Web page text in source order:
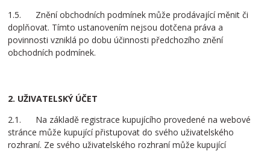
1.5. Znění obchodních podmínek může prodávající měnit či
doplňovat. Tímto ustanovením nejsou dotčena práva a
povinnosti vzniklá po dobu účinnosti předchozího znění
obchodních podmínek.
2. UŽIVATELSKÝ ÚČET
2.1. Na základě registrace kupujícího provedené na webové
stránce může kupující přistupovat do svého uživatelského
rozhraní. Ze svého uživatelského rozhraní může kupující